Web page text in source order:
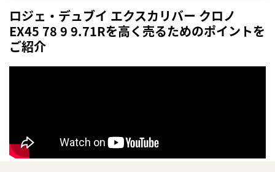
ロジェ・デュブイ エクスカリバー クロノ
EX45 78 9 9.71Rを高く売るためのポイントを
ご紹介